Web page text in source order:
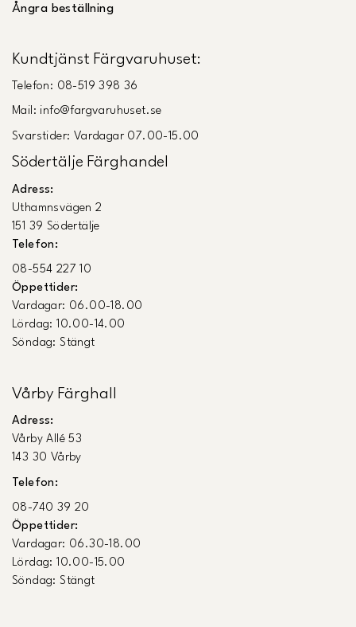
Ångra beställning
Kundtjänst Färgvaruhuset:
Telefon: 08-519 398 36
Mail: info@fargvaruhuset.se
Svarstider: Vardagar 07.00-15.00
Södertälje Färghandel
Adress:
Uthamnsvägen 2
151 39 Södertälje
Telefon:
08-554 227 10
Öppettider:
Vardagar: 06.00-18.00
Lördag: 10.00-14.00
Söndag: Stängt
Vårby Färghall
Adress:
Vårby Allé 53
143 30 Vårby
Telefon:
08-740 39 20
Öppettider:
Vardagar: 06.30-18.00
Lördag: 10.00-15.00
Söndag: Stängt